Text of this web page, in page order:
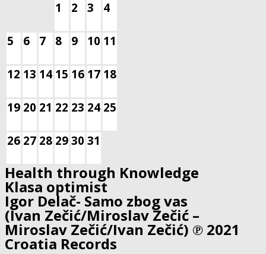
1 2 3 4
5 6 7 8 9 10 11
12 13 14 15 16 17 18
19 20 21 22 23 24 25
26 27 28 29 30 31
Health through Knowledge
Klasa optimist
Igor Delač- Samo zbog vas
(Ivan Zečić/Miroslav Zečić –
Miroslav Zečić/Ivan Zečić) ℗ 2021
Croatia Records